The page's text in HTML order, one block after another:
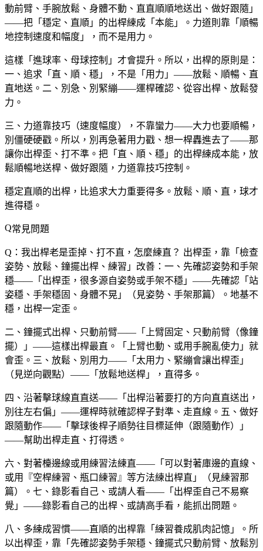
動前臂、手腕放鬆、身體不動、直直順順地送出、做好跟隨」
——把「穩定、直順」的出桿練成「本能」。力道則靠「順暢
地控制速度和幅度」，而不是用力。
這樣「進球率、母球控制」才會提升。所以，出桿的原則是：
一、追求「直、順、穩」，不是「用力」——放鬆、順暢、直
直地送。二、別急、別緊繃——運桿確認、從容出桿、放鬆發
力。
三、力道靠技巧（速度幅度），不靠蠻力——大力也要順暢，
別僵硬硬戳。所以，別再急著用力戳、想一桿轟進去了——那
讓你出桿歪、打不準。把「直、順、穩」的出桿練成本能，放
鬆順暢地送桿、做好跟隨，力道靠技巧控制。
穩定直順的出桿，比追求大力重要得多。放鬆、順、直，球才
進得穩。
常見問題
Q：我出桿老是歪掉、打不直，怎麼練直？ 出桿歪，靠「檢查
姿勢、放鬆、鐘擺出桿、練習」改善：一、先確認姿勢和手架
穩——「出桿歪，很多源自姿勢或手架不穩」——先確認「站
姿穩、手架穩固、身體不晃」（見姿勢、手架那篇）。地基不
穩，出桿一定歪。
二、鐘擺式出桿、只動前臂——「上臂固定、只動前臂（像鐘
擺）」——這樣出桿最直。「上臂也動、或用手腕亂使力」就
會歪。三、放鬆、別用力——「太用力、緊繃會讓出桿歪」
（見逆向觀點）——「放鬆地送桿」，直得多。
四、沿著擊球線直直送——「出桿沿著要打的方向直直送出，
別往左右偏」——運桿時就確認桿子對準、走直線。五、做好
跟隨動作——「擊球後桿子順勢往目標延伸（跟隨動作）」
——幫助出桿走直、打得透。
六、對著檯邊線或用練習法練直——「可以對著庫邊的直線、
或用『空桿練習、瓶口練習』等方法練出桿直」（見練習那
篇）。七、錄影看自己、或請人看——「出桿歪自己不易察
覺」——錄影看自己的出桿、或請高手看，能抓出問題。
八、多練成習慣——直順的出桿靠「練習養成肌肉記憶」。所
以出桿歪，靠「先確認姿勢手架穩、鐘擺式只動前臂、放鬆別